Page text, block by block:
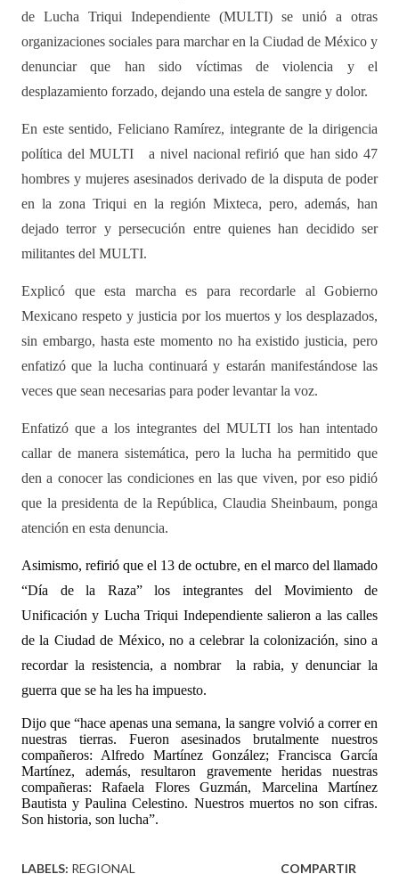
de Lucha Triqui Independiente (MULTI) se unió a otras
organizaciones sociales para marchar en la Ciudad de México y
denunciar que han sido víctimas de violencia y el
desplazamiento forzado, dejando una estela de sangre y dolor.
En este sentido, Feliciano Ramírez, integrante de la dirigencia
política del MULTI
a nivel nacional refirió que han sido 47
hombres y mujeres asesinados derivado de la disputa de poder
en la zona Triqui en la región Mixteca, pero, además, han
dejado terror y persecución entre quienes han decidido ser
militantes del MULTI.
Explicó que esta marcha es para recordarle al Gobierno
Mexicano respeto y justicia por los muertos y los desplazados,
sin embargo, hasta este momento no ha existido justicia, pero
enfatizó que la lucha continuará y estarán manifestándose las
veces que sean necesarias para poder levantar la voz.
Enfatizó que a los integrantes del MULTI los han intentado
callar de manera sistemática, pero la lucha ha permitido que
den a conocer las condiciones en las que viven, por eso pidió
que la presidenta de la República, Claudia Sheinbaum, ponga
atención en esta denuncia.
Asimismo, refirió que el 13 de octubre, en el marco del llamado
“Día de la Raza” los integrantes del Movimiento de
Unificación y Lucha Triqui Independiente salieron a las calles
de la Ciudad de México, no a celebrar la colonización, sino a
recordar la resistencia, a nombrar
la rabia, y denunciar la
guerra que se ha les ha impuesto.
Dijo que “hace apenas una semana, la sangre volvió a correr en
nuestras tierras. Fueron asesinados brutalmente nuestros
compañeros: Alfredo Martínez González; Francisca García
Martínez, además, resultaron gravemente heridas nuestras
compañeras: Rafaela Flores Guzmán, Marcelina Martínez
Bautista y Paulina Celestino. Nuestros muertos no son cifras.
Son historia, son lucha”.
LABELS: REGIONAL COMPARTIR